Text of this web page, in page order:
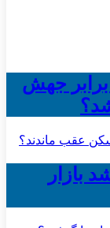
برابر جهش
بازار